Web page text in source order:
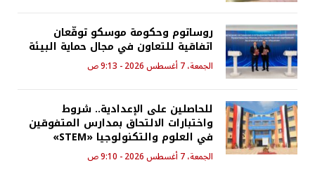
روساتوم وحكومة موسكو توقّعان
اتفاقية للتعاون في مجال حماية البيئة
الجمعة، 7 أغسطس 2026 - 9:13 ص
للحاصلين على الإعدادية.. شروط
واختبارات الالتحاق بمدارس المتفوقين
في العلوم والتكنولوجيا «STEM»
الجمعة، 7 أغسطس 2026 - 9:10 ص